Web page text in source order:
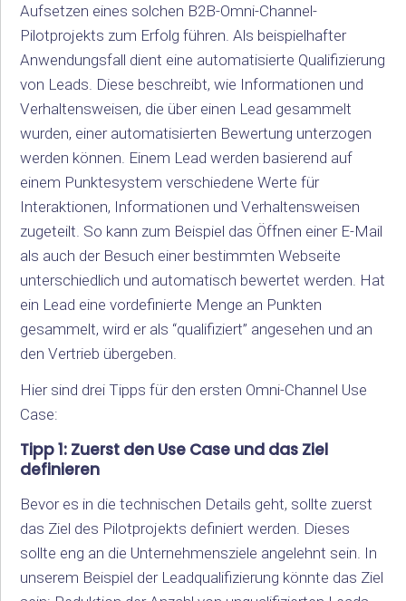
Aufsetzen eines solchen B2B-Omni-Channel-
Pilotprojekts zum Erfolg führen. Als beispielhafter
Anwendungsfall dient eine automatisierte Qualifizierung
von Leads. Diese beschreibt, wie Informationen und
Verhaltensweisen, die über einen Lead gesammelt
wurden, einer automatisierten Bewertung unterzogen
werden können. Einem Lead werden basierend auf
einem Punktesystem verschiedene Werte für
Interaktionen, Informationen und Verhaltensweisen
zugeteilt. So kann zum Beispiel das Öffnen einer E-Mail
als auch der Besuch einer bestimmten Webseite
unterschiedlich und automatisch bewertet werden. Hat
ein Lead eine vordefinierte Menge an Punkten
gesammelt, wird er als “qualifiziert” angesehen und an
den Vertrieb übergeben.
Hier sind drei Tipps für den ersten Omni-Channel Use
Case:
Tipp 1: Zuerst den Use Case und das Ziel
definieren
Bevor es in die technischen Details geht, sollte zuerst
das Ziel des Pilotprojekts definiert werden. Dieses
sollte eng an die Unternehmensziele angelehnt sein. In
unserem Beispiel der Leadqualifizierung könnte das Ziel